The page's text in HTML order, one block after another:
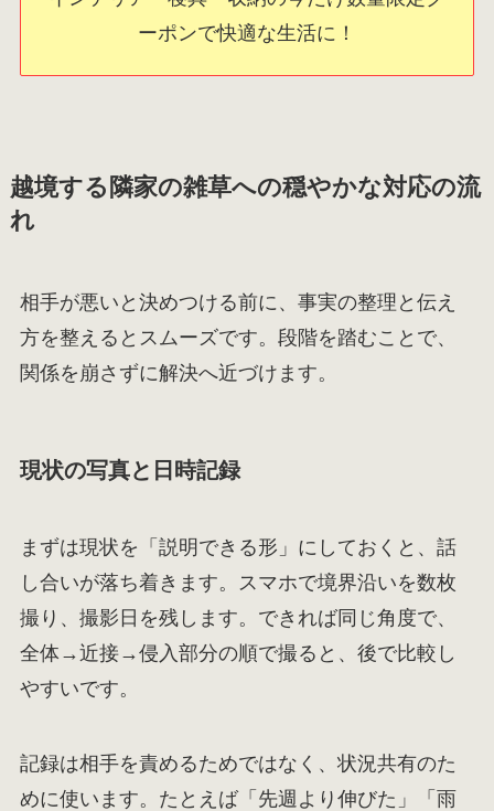
ーポンで快適な生活に！
越境する隣家の雑草への穏やかな対応の流
れ
相手が悪いと決めつける前に、事実の整理と伝え
方を整えるとスムーズです。段階を踏むことで、
関係を崩さずに解決へ近づけます。
現状の写真と日時記録
まずは現状を「説明できる形」にしておくと、話
し合いが落ち着きます。スマホで境界沿いを数枚
撮り、撮影日を残します。できれば同じ角度で、
全体→近接→侵入部分の順で撮ると、後で比較し
やすいです。
記録は相手を責めるためではなく、状況共有のた
めに使います。たとえば「先週より伸びた」「雨